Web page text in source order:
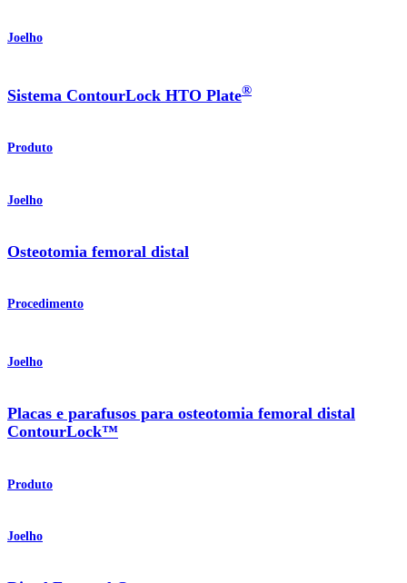
Joelho
Sistema ContourLock HTO Plate®
Produto
Joelho
Osteotomia femoral distal
Procedimento
Joelho
Placas e parafusos para osteotomia femoral distal
ContourLock™
Produto
Joelho